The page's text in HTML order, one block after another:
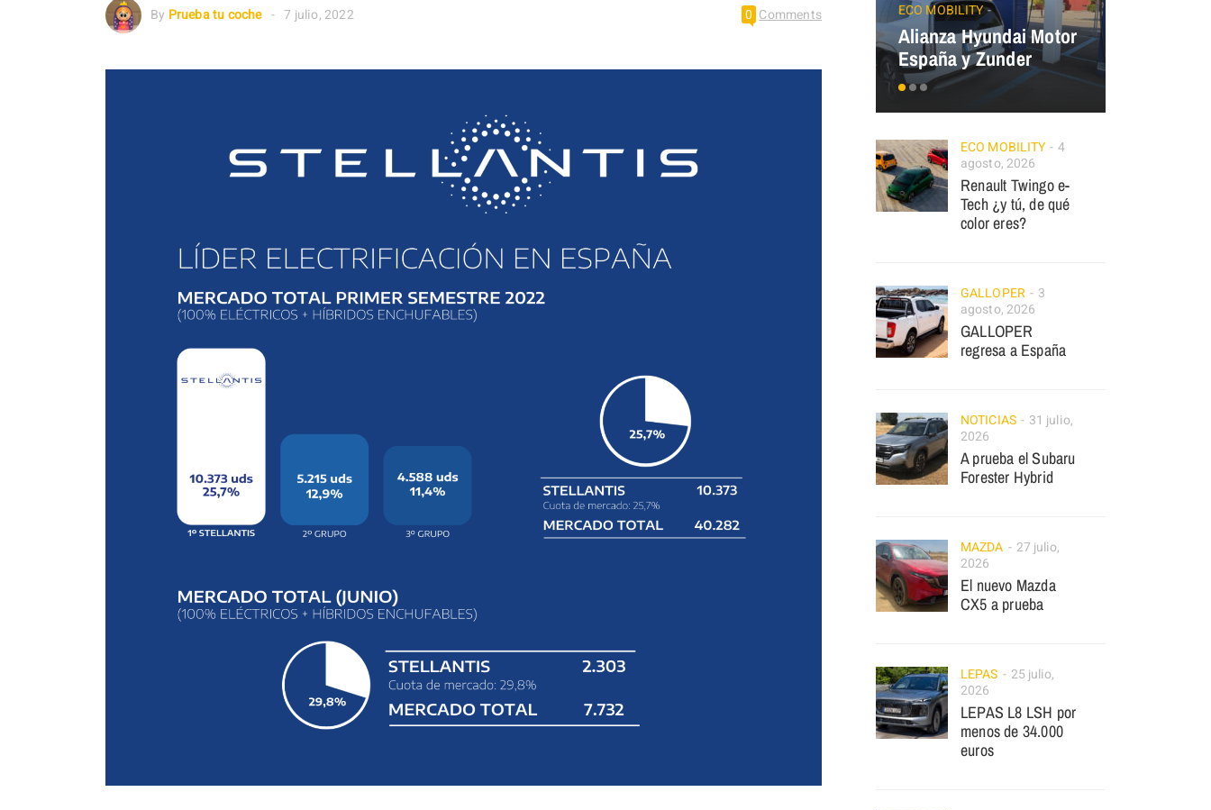
By Prueba tu coche 7 julio, 2022 0 Comments ECO MOBILITY
Alianza Hyundai Motor
España y Zunder
ECO MOBILITY
4
agosto, 2026
Renault Twingo e-
Tech ¿y tú, de qué
color eres?
GALLOPER
3
agosto, 2026
GALLOPER
regresa a España
NOTICIAS
31 julio,
2026
A prueba el Subaru
Forester Hybrid
MAZDA
27 julio,
2026
El nuevo Mazda
CX5 a prueba
LEPAS
25 julio,
2026
LEPAS L8 LSH por
menos de 34.000
euros